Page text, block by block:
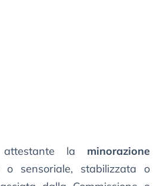
la minorazione
o sensoriale, stabilizzata o